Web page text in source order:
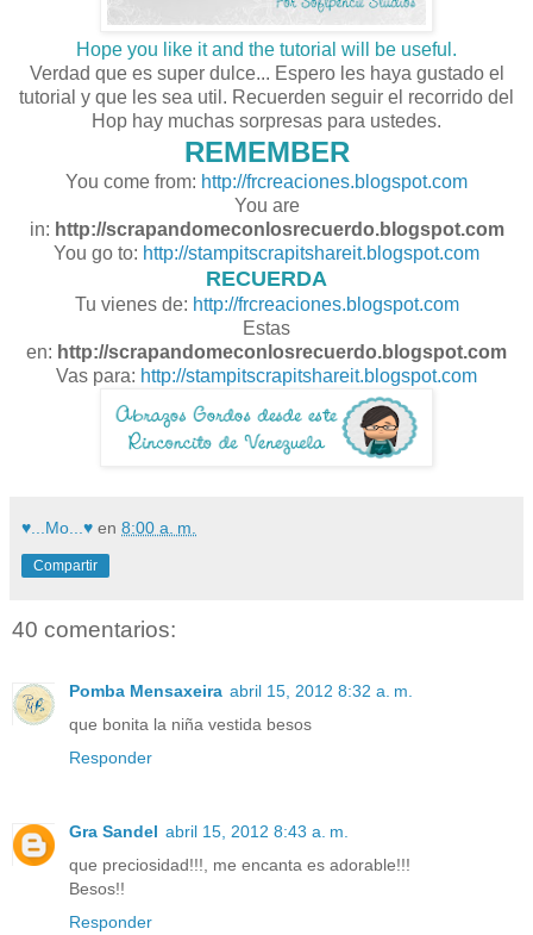
Hope you like it and the tutorial will be useful.
Verdad que es super dulce... Espero les haya gustado el
tutorial y que les sea util. Recuerden seguir el recorrido del
Hop hay muchas sorpresas para ustedes.
REMEMBER
You come from: http://frcreaciones.blogspot.com
You are
in: http://scrapandomeconlosrecuerdo.blogspot.com
You go to: http://stampitscrapitshareit.blogspot.com
RECUERDA
Tu vienes de: http://frcreaciones.blogspot.com
Estas
en: http://scrapandomeconlosrecuerdo.blogspot.com
Vas para: http://stampitscrapitshareit.blogspot.com
♥...Mo...♥ en 8:00 a. m.
Compartir
40 comentarios:
Pomba Mensaxeira abril 15, 2012 8:32 a. m.
que bonita la niña vestida besos
Responder
Gra Sandel abril 15, 2012 8:43 a. m.
que preciosidad!!!, me encanta es adorable!!!
Besos!!
Responder